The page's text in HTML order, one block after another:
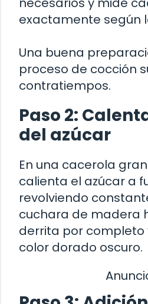
exactamente según
Una buena
proceso de cocción
contratiempos.
Paso 2:
del azúcar
En una cacerola
calienta el azúcar a
revolviendo
cuchara de madera
derrita por completo
color dorado oscuro.